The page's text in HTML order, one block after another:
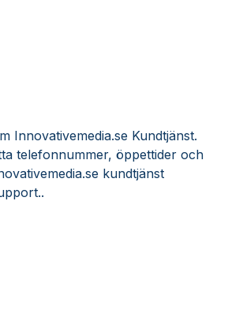
Innovativemedia.se Kundtjänst.
telefonnummer, öppettider och
kundtjänst